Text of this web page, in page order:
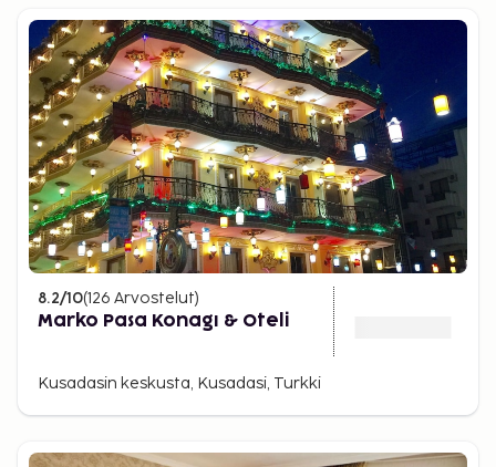
8.2/10(126 Arvostelut)
Marko Pasa Konagı & Oteli
Kusadasin keskusta, Kusadasi, Turkki